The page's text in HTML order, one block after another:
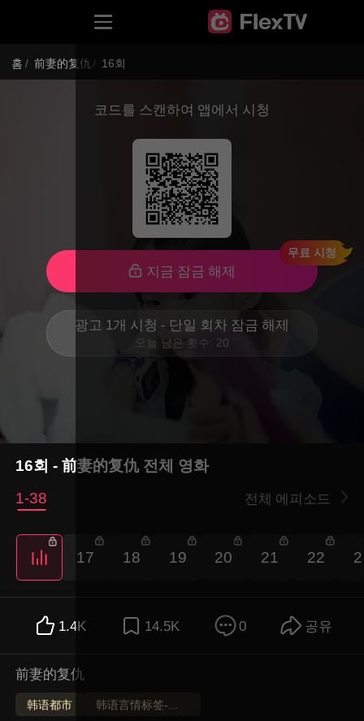
홈 / 前妻的复仇/ 16회
코드를 스캔하여 앱에서 시청
지금 잠금 해제
무료 시청
광고 1개 시청 - 단일 회차 잠금 해제
오늘 남은 횟수: 20
16회 - 前妻的复仇 전체 영화
1-38
전체 에피소드
17 18 19 20 21 22
1.4K 14.5K 0 공유
前妻的复仇
韩语都市